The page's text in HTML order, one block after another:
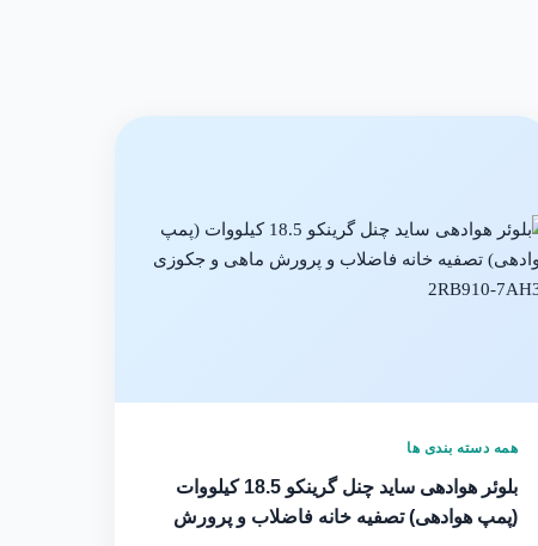
همه دسته بندی ها
بلوئر هوادهی ساید چنل گرینکو 18.5 کیلووات
(پمپ هوادهی) تصفیه خانه فاضلاب و پرورش